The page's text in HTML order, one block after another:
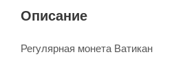
Описание
Регулярная монета Ватикан